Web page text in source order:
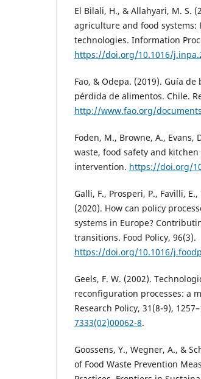
El Bilali, H., & Allahyari, M. S.
agriculture and food
technologies. Information
https://doi.org/10.1016/
Fao, & Odepa. (2019). Guía
pérdida de alimentos. Chile.
http://www.fao.org/
Foden, M., Browne, A., Evans,
waste, food safety and
intervention. https://doi.org/
Galli, F., Prosperi, P., Favilli,
(2020). How can policy
systems in Europe?
transitions. Food Policy, 96(3).
https://doi.org/10.1016/
Geels, F. W. (2002).
reconfiguration processes: a
Research Policy, 31(8-9),
7333(02)00062-8.
Goossens, Y., Wegner, A., &
of Food Waste Prevention